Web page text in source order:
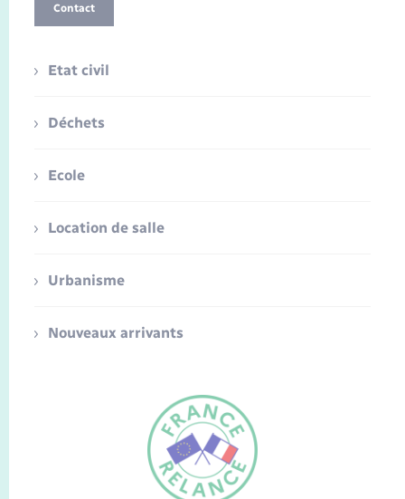
FR
Contact
Etat civil
Déchets
Ecole
Location de salle
Urbanisme
Nouveaux arrivants